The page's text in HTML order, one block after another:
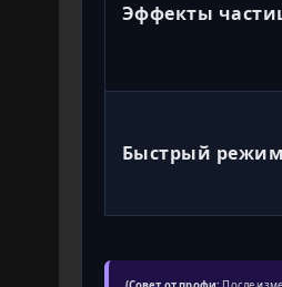
Эффекты
Быстрый режим